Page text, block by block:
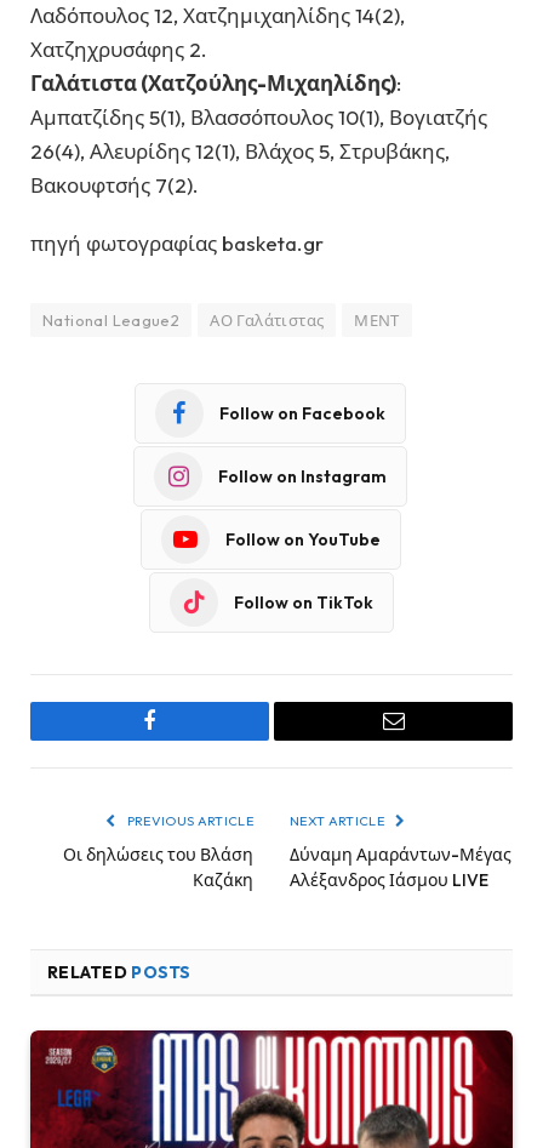
Λαδόπουλος 12, Χατζημιχαηλίδης 14(2),
Χατζηχρυσάφης 2.
Γαλάτιστα (Χατζούλης-Μιχαηλίδης):
Αμπατζίδης 5(1), Βλασσόπουλος 10(1), Βογιατζής
26(4), Αλευρίδης 12(1), Βλάχος 5, Στρυβάκης,
Βακουφτσής 7(2).
πηγή φωτογραφίας basketa.gr
National League2 ΑΟ Γαλάτιστας ΜΕΝΤ
Follow on Facebook
Follow on Instagram
Follow on YouTube
Follow on TikTok
Facebook Email
PREVIOUS ARTICLE
Οι δηλώσεις του Βλάση
Καζάκη
NEXT ARTICLE
Δύναμη Αμαράντων-Μέγας
Αλέξανδρος Ιάσμου LIVE
RELATED POSTS